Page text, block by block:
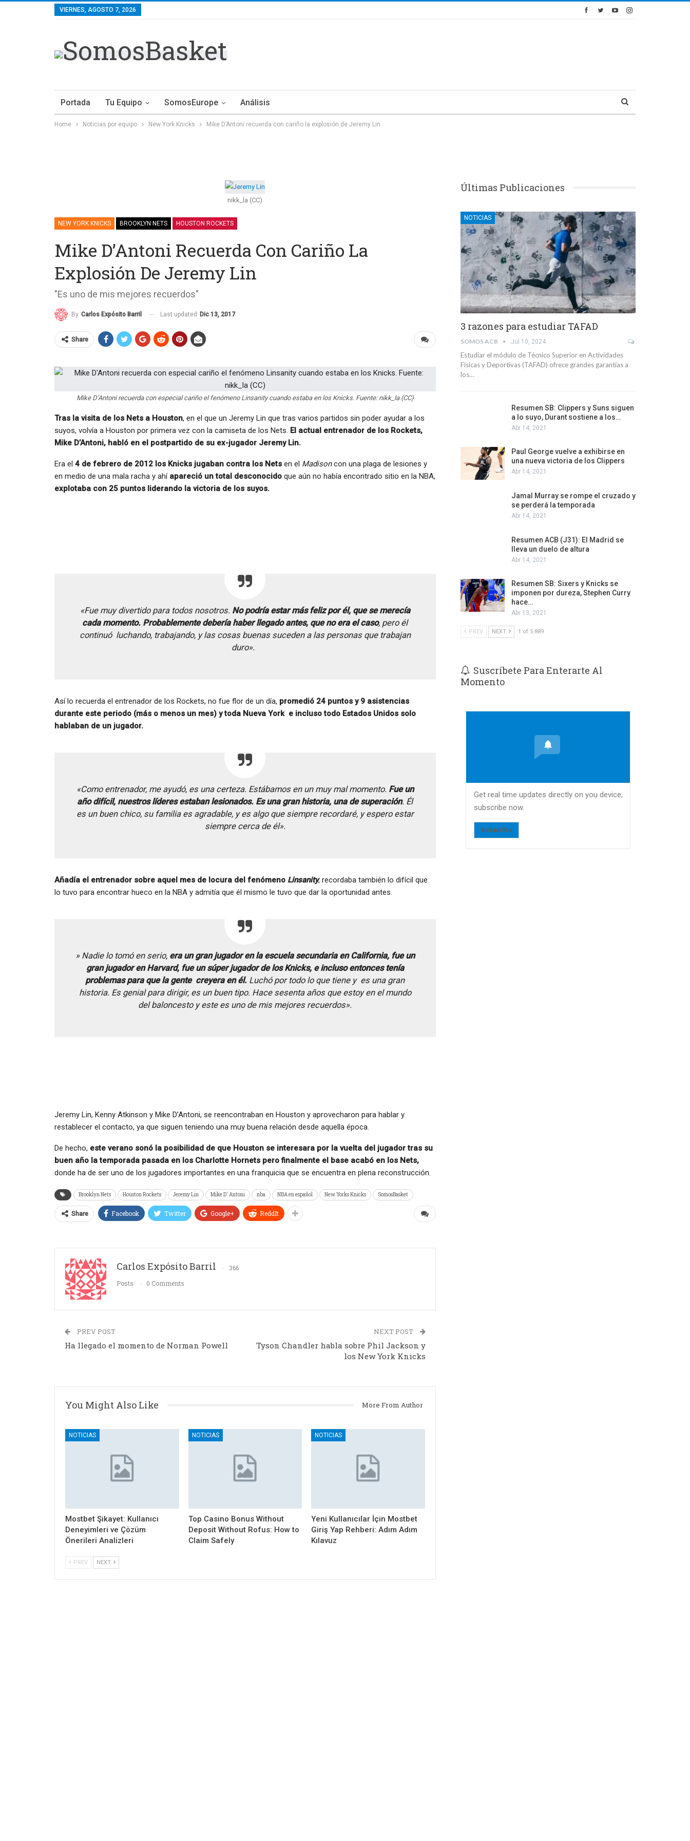
VIERNES, AGOSTO 7, 2026
Portada Tu Equipo SomosEurope Análisis
Home Noticias por equipo New York Knicks Mike D’Antoni recuerda con cariño la explosión de Jeremy Lin
nikk_la (CC)
NEW YORK KNICKS BROOKLYN NETS HOUSTON ROCKETS
Mike D’Antoni Recuerda Con Cariño La
Explosión De Jeremy Lin
"Es uno de mis mejores recuerdos"
By Carlos Expósito Barril Last updated Dic 13, 2017
Share
Mike D’Antoni recuerda con especial cariño el fenómeno Linsanity cuando estaba en los Knicks. Fuente: nikk_la (CC)
Tras la visita de los Nets a Houston, en el que un Jeremy Lin que tras varios partidos sin poder ayudar a los
suyos, volvía a Houston por primera vez con la camiseta de los Nets. El actual entrenador de los Rockets,
Mike D’Antoni, habló en el postpartido de su ex-jugador Jeremy Lin.
Era el 4 de febrero de 2012 los Knicks jugaban contra los Nets en el Madisoncon una plaga de lesiones y
en medio de una mala racha y ahíapareció un total desconocido que aún no había encontrado sitio en la NBA,
explotaba con 25 puntos liderando la victoria de los suyos.
«Fue muy divertido para todos nosotros. No podría estar más feliz por él, que se merecía
cada momento. Probablemente debería haber llegado antes, que no era el caso, pero él
continuó luchando, trabajando, y las cosas buenas suceden a las personas que trabajan
duro».
Así lo recuerda el entrenador de los Rockets, no fue flor de un día, promedió 24 puntos y 9 asistencias
durante este periodo (más o menos un mes) y toda Nueva York e incluso todo Estados Unidos solo
hablaban de un jugador.
«Como entrenador, me ayudó, es una certeza. Estábamos en un muy mal momento. Fue un
año difícil, nuestros líderes estaban lesionados. Es una gran historia, una de superación. Él
es un buen chico, su familia es agradable, y es algo que siempre recordaré, y espero estar
siempre cerca de él».
Añadía el entrenador sobre aquel mes de locura del fenómeno Linsanity, recordaba también lo difícil que
lo tuvo para encontrar hueco en la NBA y admitía que él mismo le tuvo que dar la oportunidad antes.
» Nadie lo tomó en serio, era un gran jugador en la escuela secundaria en California, fue un
gran jugador en Harvard, fue un súper jugador de los Knicks, e incluso entonces tenía
problemas para que la gente creyera en él. Luchó por todo lo que tiene y es una gran
historia. Es genial para dirigir, es un buen tipo. Hace sesenta años que estoy en el mundo
del baloncesto y este es uno de mis mejores recuerdos».
Jeremy Lin, Kenny Atkinson y Mike D’Antoni, se reencontraban en Houston y aprovecharon para hablar y
restablecer el contacto, ya que siguen teniendo una muy buena relación desde aquella época.
De hecho, este verano sonó la posibilidad de que Houston se interesara por la vuelta del jugador tras su
buen año la temporada pasada en los Charlotte Hornets pero finalmente el base acabó en los Nets,
donde ha de ser uno de los jugadores importantes en una franquicia que se encuentra en plena reconstrucción.
Brooklyn Nets Houston Rockets Jeremy Lin Mike D' Antoni nba NBA en español New Yorks Knicks SomosBasket
Share Facebook Twitter Google+ ReddIt
Carlos Expósito Barril
366
Posts
0 Comments
PREV POST
Ha llegado el momento de Norman Powell
NEXT POST
Tyson Chandler habla sobre Phil Jackson y
los New York Knicks
You Might Also Like More From Author
NOTICIAS
Mostbet Şikayet: Kullanıcı
Deneyimleri ve Çözüm
Önerileri Analizleri
NOTICIAS
Top Casino Bonus Without
Deposit Without Rofus: How to
Claim Safely
NOTICIAS
Yeni Kullanıcılar İçin Mostbet
Giriş Yap Rehberi: Adım Adım
Kılavuz
PREV NEXT
Últimas Publicaciones
NOTICIAS
3 razones para estudiar TAFAD
SOMOS ACB Jul 10, 2024
Estudiar el módulo de Técnico Superior en Actividades
Físicas y Deportivas (TAFAD) ofrece grandes garantías a
los…
Resumen SB: Clippers y Suns siguen
a lo suyo, Durant sostiene a los…
Abr 14, 2021
Paul George vuelve a exhibirse en
una nueva victoria de los Clippers
Abr 14, 2021
Jamal Murray se rompe el cruzado y
se perderá la temporada
Abr 14, 2021
Resumen ACB (J31): El Madrid se
lleva un duelo de altura
Abr 14, 2021
Resumen SB: Sixers y Knicks se
imponen por dureza, Stephen Curry
hace…
Abr 13, 2021
PREV NEXT 1 of 5.889
Suscríbete Para Enterarte Al
Momento
Get real time updates directly on you device,
subscribe now.
Subscribe